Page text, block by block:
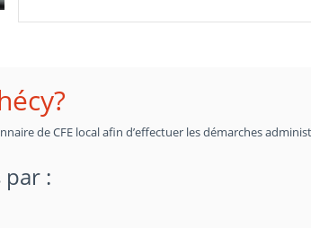
de CFE local afin d’effectuer les démarches
par :